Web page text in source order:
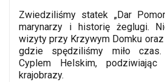
Zwiedziliśmy statek „Dar
marynarzy i historię żeglugi.
wizyty przy Krzywym Domku
gdzie spędziliśmy miło
Cyplem Helskim, podziwiając
krajobrazy.